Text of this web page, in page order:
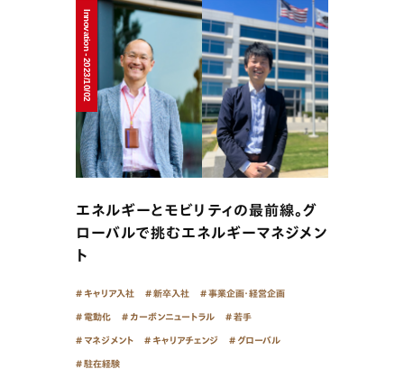
Innovation - 2023/10/02
エネルギーとモビリティの最前線。グ
ローバルで挑むエネルギーマネジメン
ト
キャリア入社 新卒入社 事業企画・経営企画
電動化 カーボンニュートラル 若手
マネジメント キャリアチェンジ グローバル
駐在経験